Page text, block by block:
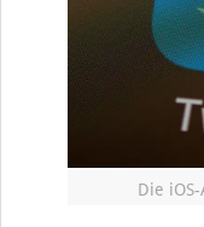
Die